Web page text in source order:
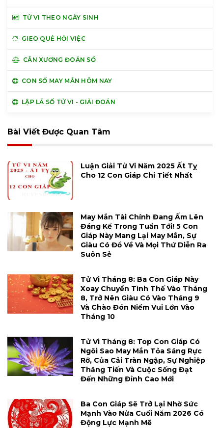
TỬ VI THEO NGÀY SINH
GIEO QUẺ HỎI VIỆC
CÂN XƯƠNG ĐOÁN SỐ
CON SỐ MAY MẮN HÔM NAY
LẬP LÁ SỐ TỬ VI - GIẢI ĐOÁN
Bài Viết Được Quan Tâm
Luận Giải Tử Vi Năm 2025 Ất Tỵ
Cho 12 Con Giáp Chi Tiết Nhất
May Mắn Tài Chính Đang Ấm Lên
Đáng Kể Trong Tuần Tới! 5 Con
Giáp Này Mang Lại May Mắn, Sự
Giàu Có Đổ Về Và Mọi Thứ Diễn Ra
Suôn Sẻ
Tử Vi Tháng 8: Ba Con Giáp Này
Xoay Chuyển Tình Thế Vào Tháng
8, Trở Nên Giàu Có Vào Tháng 9
Và Chào Đón Niềm Vui Lớn Vào
Tháng 10
Tử Vi Tháng 8: Top Con Giáp Có
Ngôi Sao May Mắn Tỏa Sáng Rực
Rỡ, Của Cải Tràn Ngập, Sự Nghiệp
Thăng Tiến Và Cuộc Sống Đạt
Đến Những Đỉnh Cao Mới
Ba Con Giáp Sẽ Trở Lại Nhờ Sức
Mạnh Vào Nửa Cuối Năm 2026 Có
Động Lực Mạnh Mẽ